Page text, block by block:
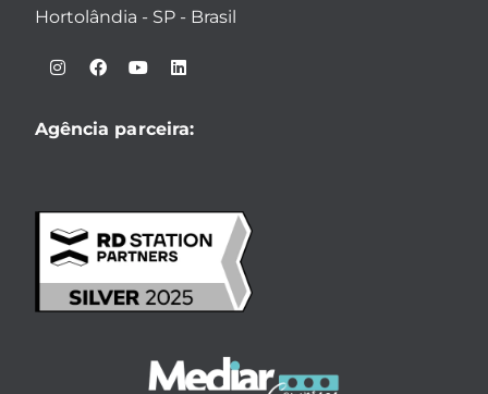
Hortolândia - SP - Brasil
Agência parceira: